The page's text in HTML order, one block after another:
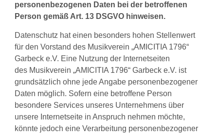
personenbezogenen Daten bei der betroffenen
Person gemäß Art. 13 DSGVO hinweisen.
Datenschutz hat einen besonders hohen Stellenwert
für den Vorstand des Musikverein „AMICITIA 1796“
Garbeck e.V. Eine Nutzung der Internetseiten
des Musikverein „AMICITIA 1796“ Garbeck e.V. ist
grundsätzlich ohne jede Angabe personenbezogener
Daten möglich. Sofern eine betroffene Person
besondere Services unseres Unternehmens über
unsere Internetseite in Anspruch nehmen möchte,
könnte jedoch eine Verarbeitung personenbezogener